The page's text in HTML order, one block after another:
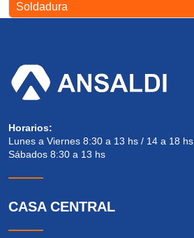
Soldadura
Horarios:
Lunes a Viernes 8:30 a 13 hs / 14 a 18 hs
Sábados 8:30 a 13 hs
CASA CENTRAL